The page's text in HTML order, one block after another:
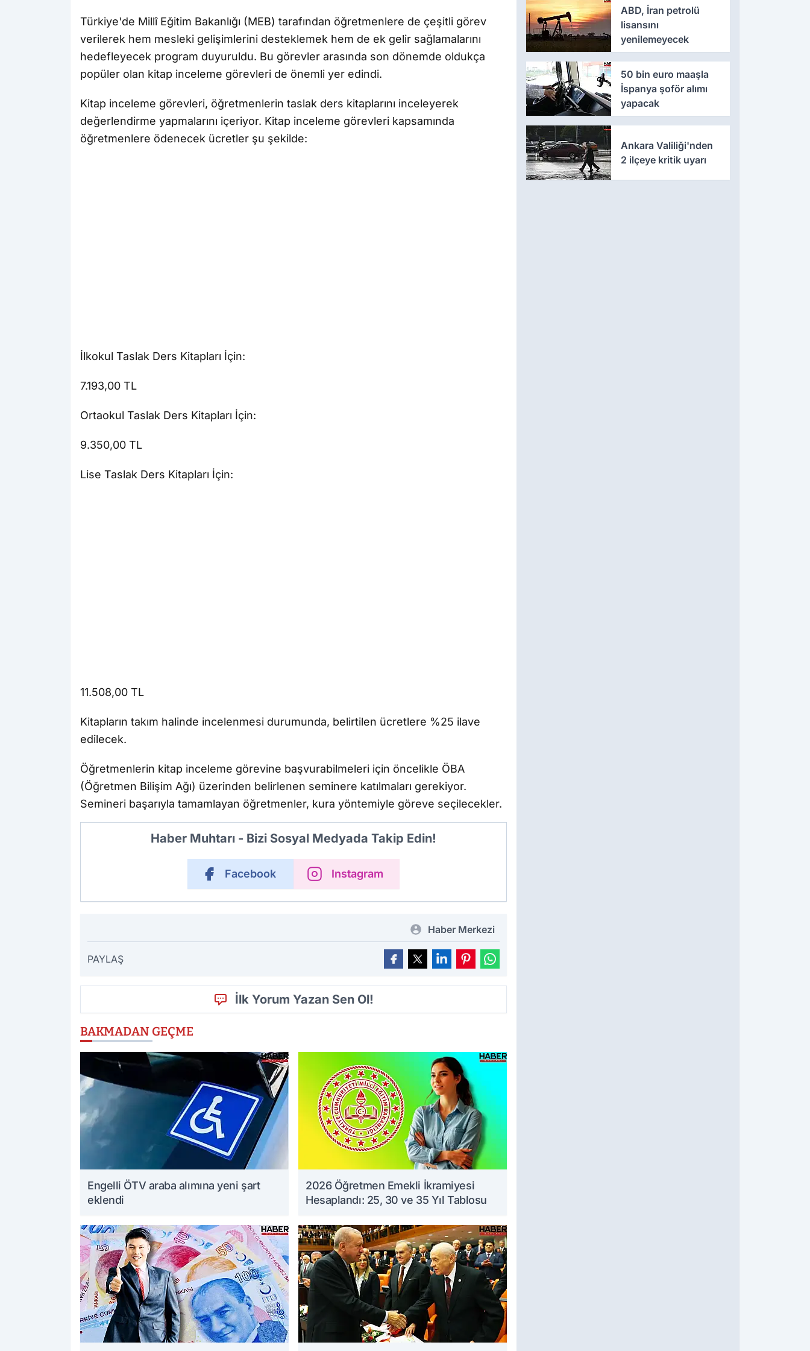
Türkiye'de Millî Eğitim Bakanlığı (MEB) tarafından öğretmenlere de çeşitli görev
verilerek hem mesleki gelişimlerini desteklemek hem de ek gelir sağlamalarını
hedefleyecek program duyuruldu. Bu görevler arasında son dönemde oldukça
popüler olan kitap inceleme görevleri de önemli yer edindi.
Kitap inceleme görevleri, öğretmenlerin taslak ders kitaplarını inceleyerek
değerlendirme yapmalarını içeriyor. Kitap inceleme görevleri kapsamında
öğretmenlere ödenecek ücretler şu şekilde:
İlkokul Taslak Ders Kitapları İçin:
7.193,00 TL
Ortaokul Taslak Ders Kitapları İçin:
9.350,00 TL
Lise Taslak Ders Kitapları İçin:
11.508,00 TL
Kitapların takım halinde incelenmesi durumunda, belirtilen ücretlere %25 ilave
edilecek.
Öğretmenlerin kitap inceleme görevine başvurabilmeleri için öncelikle ÖBA
(Öğretmen Bilişim Ağı) üzerinden belirlenen seminere katılmaları gerekiyor.
Semineri başarıyla tamamlayan öğretmenler, kura yöntemiyle göreve seçilecekler.
Haber Muhtarı - Bizi Sosyal Medyada Takip Edin!
Facebook Instagram
Haber Merkezi
PAYLAŞ
İlk Yorum Yazan Sen Ol!
BAKMADAN GEÇME
Engelli ÖTV araba alımına yeni şart
eklendi
2026 Öğretmen Emekli İkramiyesi
Hesaplandı: 25, 30 ve 35 Yıl Tablosu
ABD, İran petrolü
lisansını
yenilemeyecek
50 bin euro maaşla
İspanya şoför alımı
yapacak
Ankara Valiliği'nden
2 ilçeye kritik uyarı